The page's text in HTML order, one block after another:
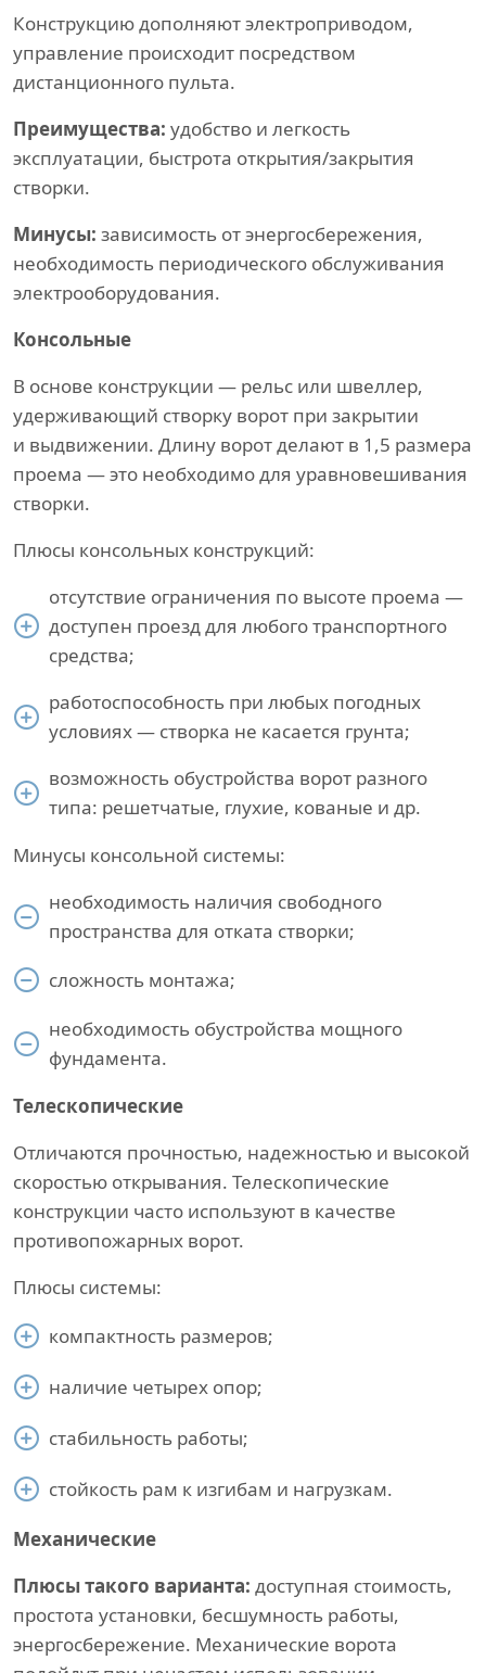
Конструкцию дополняют электроприводом,
управление происходит посредством
дистанционного пульта.
Преимущества: удобство и легкость
эксплуатации, быстрота открытия/закрытия
створки.
Минусы: зависимость от энергосбережения,
необходимость периодического обслуживания
электрооборудования.
Консольные
В основе конструкции — рельс или швеллер,
удерживающий створку ворот при закрытии
и выдвижении. Длину ворот делают в 1,5 размера
проема — это необходимо для уравновешивания
створки.
Плюсы консольных конструкций:
отсутствие ограничения по высоте проема —
доступен проезд для любого транспортного
средства;
работоспособность при любых погодных
условиях — створка не касается грунта;
возможность обустройства ворот разного
типа: решетчатые, глухие, кованые и др.
Минусы консольной системы:
необходимость наличия свободного
пространства для отката створки;
сложность монтажа;
необходимость обустройства мощного
фундамента.
Телескопические
Отличаются прочностью, надежностью и высокой
скоростью открывания. Телескопические
конструкции часто используют в качестве
противопожарных ворот.
Плюсы системы:
компактность размеров;
наличие четырех опор;
стабильность работы;
стойкость рам к изгибам и нагрузкам.
Механические
Плюсы такого варианта: доступная стоимость,
простота установки, бесшумность работы,
энергосбережение. Механические ворота